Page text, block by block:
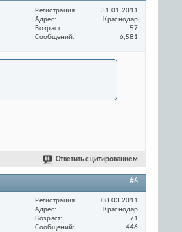
Регистрация
31.01.2011
Адрес
Краснодар
Возраст
57
Сообщений
6,581
Ответить с цитированием
#6
Регистрация
08.03.2011
Адрес
Краснодар
Возраст
71
Сообщений
446